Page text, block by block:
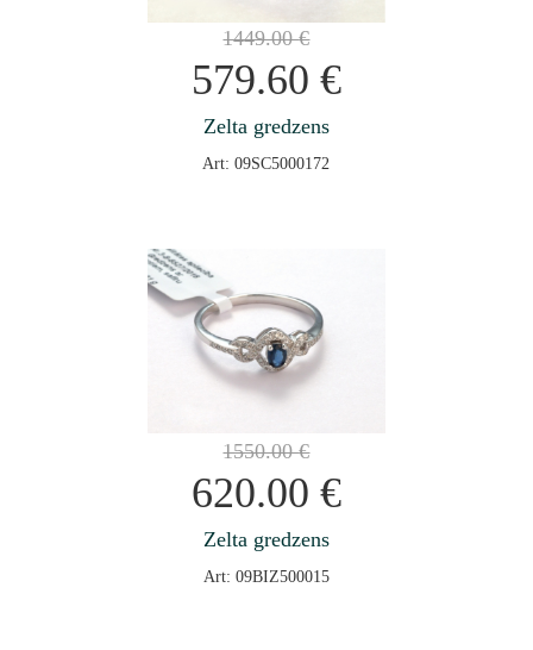
1449.00€
579.60 €
Zelta gredzens
Art: 09SC5000172
1550.00€
620.00 €
Zelta gredzens
Art: 09BIZ500015